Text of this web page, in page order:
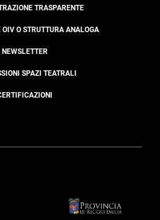
TRASPARENTE
OIV O STRUTTURA ANALOGA
NEWSLETTER
SPAZI TEATRALI